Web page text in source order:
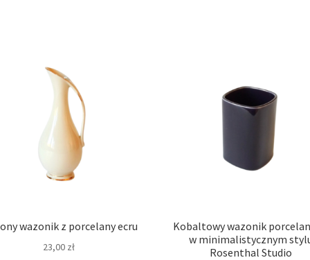
wazonik z porcelany ecru
23,00 zł
Kobaltowy wazonik
w minimalistycznym
Rosenthal Studio